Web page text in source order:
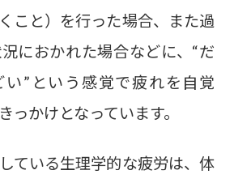
こと）を行った場合、また過
におかれた場合などに、“だ
い”という感覚で疲れを自覚
っかけとなっています。
ている生理学的な疲労は、体